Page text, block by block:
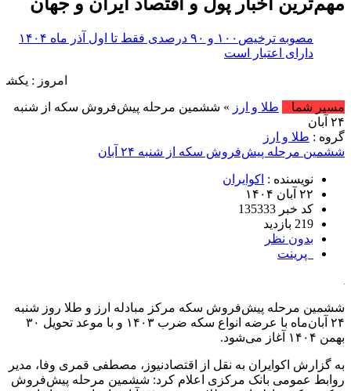
مصوبه ترخیص۱۰۰ و ۹۰ درصدی فقط تا اول آذر ماه ۱۴۰۴
دارای اعتبار است
امروز : یکشنبه, ۱۸ مرداد , ۱۴۰۵ .::. برابر با : Sunday, 9 August , 2026 .::. اخبار منتشر شده : 7 خبر
مسیر شما
طلا و ارز » ششمین مرحله پیش‌فروش سکه از شنبه
۲۴ آبان
گروه : طلا و ارز
ششمین مرحله پیش‌فروش سکه از شنبه ۲۴ آبان
نویسنده : اکوایران
۲۲ آبان ۱۴۰۴
کد خبر 135333
219 بازدید
بدون نظر
پرینت
ششمین مرحله ‎پیش‌فروش سکه مرکز مبادله ارز و طلا روز شنبه
۲۴ آبان‌ماه با عرضه انواع سکه ضرب ۱۴۰۳ و با موعد تحویل ۳۰
بهمن ۱۴۰۴ آغاز می‌شود.
به گزارش اکوایران به نقل از اقتصادنیوز، مصطفی قمری وفا، مدیر
روابط عمومی بانک مرکزی اعلام کرد: ششمین مرحله ‎پیش‌فروش